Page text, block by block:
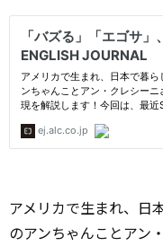
アメリカで生まれ、日
のアンちゃんことアン